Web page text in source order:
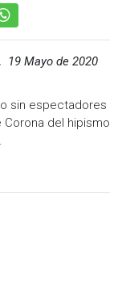
19 Mayo de 2020
sin espectadores
Corona del hipismo
el martes la